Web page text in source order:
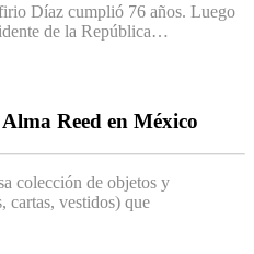
Díaz cumplió 76 años. Luego
de la República…
Reed en México
colección de objetos y
cartas, vestidos) que